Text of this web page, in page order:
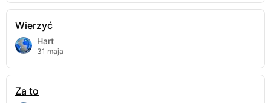
Wierzyć
Hart
31 maja
Za to